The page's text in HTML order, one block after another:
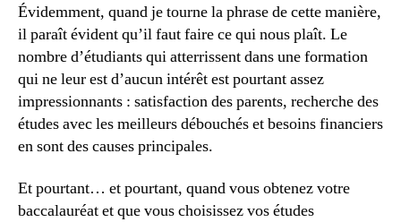
Évidemment, quand je tourne la phrase de cette manière,
il paraît évident qu’il faut faire ce qui nous plaît. Le
nombre d’étudiants qui atterrissent dans une formation
qui ne leur est d’aucun intérêt est pourtant assez
impressionnants : satisfaction des parents, recherche des
études avec les meilleurs débouchés et besoins financiers
en sont des causes principales.
Et pourtant… et pourtant, quand vous obtenez votre
baccalauréat et que vous choisissez vos études